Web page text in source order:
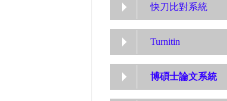
快刀比對系統
Turnitin
博碩士論文系統